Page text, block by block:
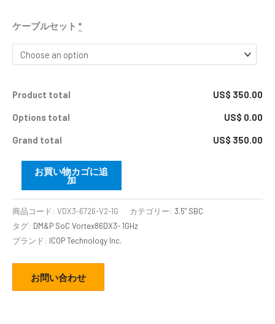
ケーブルセット *
Product total US$ 350.00
Options total US$ 0.00
Grand total US$ 350.00
お買い物カゴに追
加
商品コード: VDX3-6726-V2-1G カテゴリー: 3.5" SBC
タグ: DM&P SoC Vortex86DX3- 1GHz
ブランド: ICOP Technology Inc.
お問い合わせ